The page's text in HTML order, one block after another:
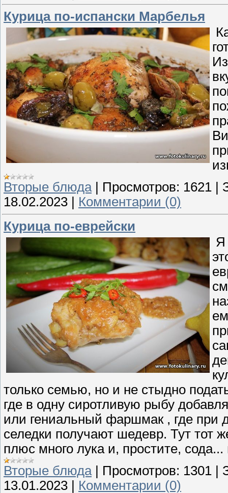
Курица по-испански Марбелья
Вторые блюда| Просмотров: 1621
18.02.2023
Комментарии (0)
Курица по-еврейски
Я
только семью, но и не стыдно
где в одну сиротливую рыбу
или гениальный фаршмак , где при
селедки получают шедевр. Тут тот
плюс много лука и, простите,
Вторые блюда| Просмотров: 1301
13.01.2023
Комментарии (0)